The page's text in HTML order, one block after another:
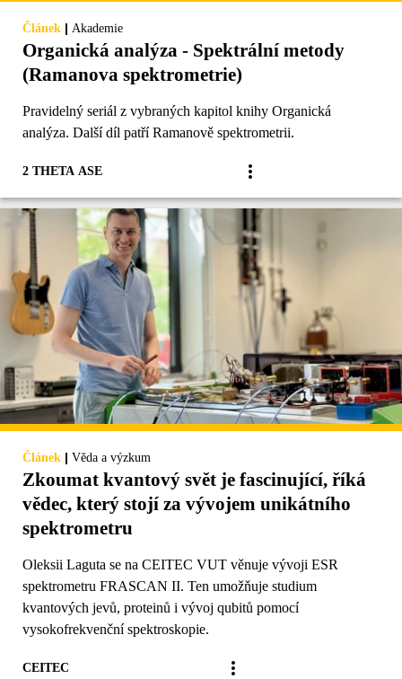
Článek | Akademie
Organická analýza - Spektrální metody
(Ramanova spektrometrie)
Pravidelný seriál z vybraných kapitol knihy Organická
analýza. Další díl patří Ramanově spektrometrii.
2 THETA ASE
Článek | Věda a výzkum
Zkoumat kvantový svět je fascinující, říká
vědec, který stojí za vývojem unikátního
spektrometru
Oleksii Laguta se na CEITEC VUT věnuje vývoji ESR
spektrometru FRASCAN II. Ten umožňuje studium
kvantových jevů, proteinů i vývoj qubitů pomocí
vysokofrekvenční spektroskopie.
CEITEC